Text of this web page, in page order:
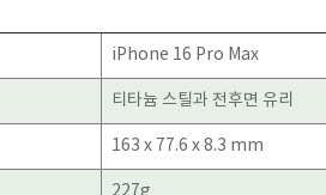
iPhone 16 Pro Max
티타늄 스틸과 전후면 유리
163 x 77.6 x 8.3 mm